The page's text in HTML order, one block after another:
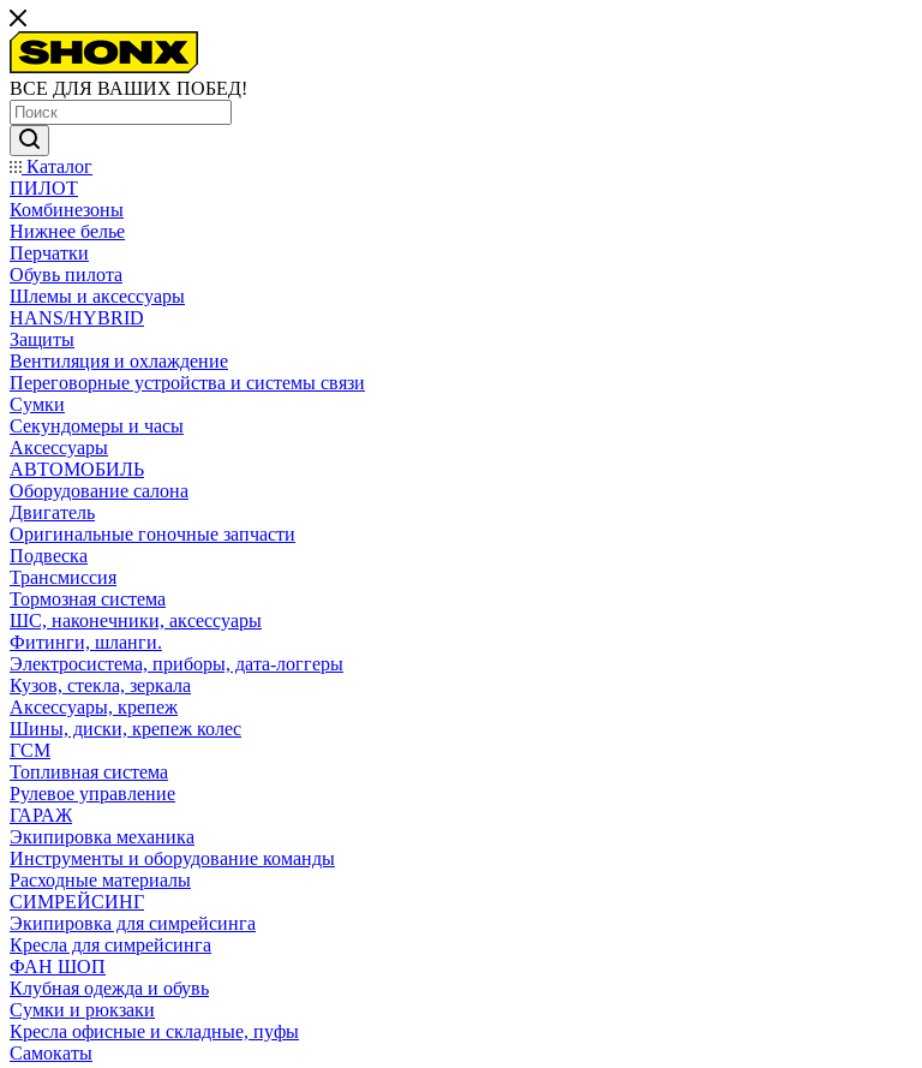
ВСЕ ДЛЯ ВАШИХ ПОБЕД!
Каталог
ПИЛОТ
Комбинезоны
Нижнее белье
Перчатки
Обувь пилота
Шлемы и аксессуары
HANS/HYBRID
Защиты
Вентиляция и охлаждение
Переговорные устройства и системы связи
Сумки
Секундомеры и часы
Аксессуары
АВТОМОБИЛЬ
Оборудование салона
Двигатель
Оригинальные гоночные запчасти
Подвеска
Трансмиссия
Тормозная система
ШС, наконечники, аксессуары
Фитинги, шланги.
Электросистема, приборы, дата-логгеры
Кузов, стекла, зеркала
Аксессуары, крепеж
Шины, диски, крепеж колес
ГСМ
Топливная система
Рулевое управление
ГАРАЖ
Экипировка механика
Инструменты и оборудование команды
Расходные материалы
СИМРЕЙСИНГ
Экипировка для симрейсинга
Кресла для симрейсинга
ФАН ШОП
Клубная одежда и обувь
Сумки и рюкзаки
Кресла офисные и складные, пуфы
Самокаты